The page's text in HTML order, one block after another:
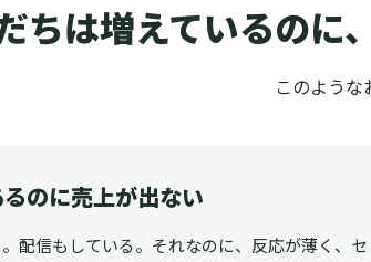
ちは増えているのに、
このような
のに売上が出ない
配信もしている。それなのに、反応が薄く、セ